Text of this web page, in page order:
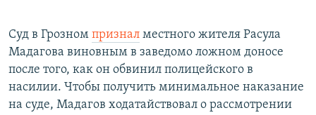
Все сайты РСЕ/РС
Суд в Грозном признал местного жителя Расула
Мадагова виновным в заведомо ложном доносе
после того, как он обвинил полицейского в
насилии. Чтобы получить минимальное наказание
на суде, Мадагов ходатайствовал о рассмотрении